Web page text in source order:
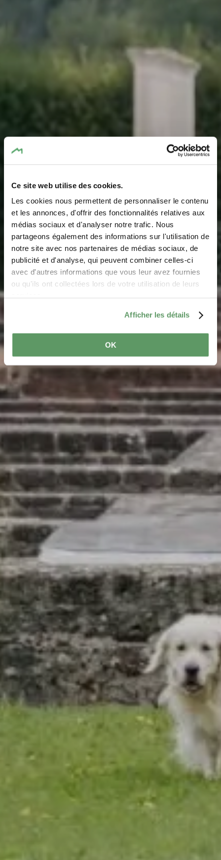
Ce site web utilise des cookies.
Les cookies nous permettent de personnaliser le contenu
et les annonces, d'offrir des fonctionnalités relatives aux
médias sociaux et d'analyser notre trafic. Nous
partageons également des informations sur l'utilisation de
notre site avec nos partenaires de médias sociaux, de
publicité et d'analyse, qui peuvent combiner celles-ci
avec d'autres informations que vous leur avez fournies
ou qu'ils ont collectées lors de votre utilisation de leurs
Afficher les détails
OK
Travel with dogs